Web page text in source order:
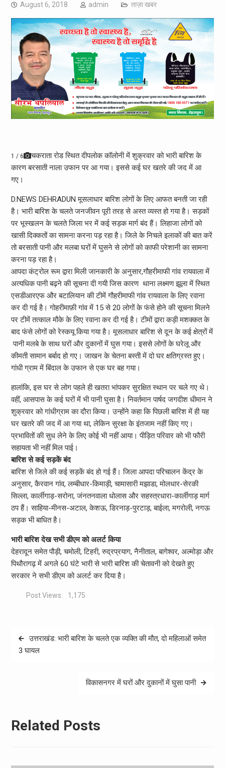
August 6, 2018 admin ताज़ा खबर
1 / 6
चकराता रोड स्थित दीपलोक कॉलोनी में शुक्रवार को भारी बारिश के
कारण बरसाती नाला उफान पर आ गया। इससे कई घर खतरे की जद में आ
गए।
D.NEWS DEHRADUN मूसलाधार बारिश लोगों के लिए आफत बनती जा रही
है। भारी बारिश के चलते जनजीवन पूरी तरह से अस्त व्यस्त हो गया है। सड़कों
पर भूस्खलन के चलते जिला भर में कई सड़क मार्ग बंद हैं। लिहाजा लोगों को
खासी दिक्कतों का सामना करना पड़ रहा है। जिले के निचले इलाकों की बात करें
तो बरसाती पानी और मलबा घरों में घुसने से लोगों को काफी परेशानी का सामना
करना पड़ रहा है।
आपदा कंट्रोल रूम द्वारा मिली जानकारी के अनुसार,गौहरीमाफी गांव रायवाला में
अत्यधिक पानी बढ़ने की सूचना दी गयी जिस कारण थाना लक्ष्मण झूला में स्थित
एसडीआरएफ और बटालियान की टीमें गौहरीमाफी गांव रायवाला के लिए रवाना
कर दी गई है। गोहरीमाफ़ी गांव में 15 से 20 लोगों के फंसे होने की सूचना मिलने
पर टीमें तत्काल मौके के लिए रवाना कर दी गई है। टीमों द्वारा कड़ी मशक्कत के
बाद फंसे लोगों को रेस्कयू किया गया है। मूसलाधार बारिश से दून के कई क्षेत्रों में
पानी मलबे के साथ घरों और दुकानों में घुस गया। इससे लोगों के घरेलू और
कीमती सामान बर्बाद हो गए। जाखन के चेतना बस्ती में दो घर क्षतिग्रस्त हुए।
गांधी ग्राम में बिंदाल के उफान से एक घर बह गया।
हालांकि, इस घर से लोग पहले ही खतरा भांपकर सुरक्षित स्थान पर चले गए थे।
वहीं, आसपास के कई घरों में भी पानी घुसा है। निवर्तमान पार्षद जगदीश धीमान ने
शुक्रवार को गांधीग्राम का दौरा किया। उन्होंने कहा कि पिछली बारिश में ही यह
घर खतरे की जद में आ गया था, लेकिन सुरक्षा के इंतजाम नहीं किए गए।
प्रभावितों की सुध लेने के लिए कोई भी नहीं आया। पीड़ित परिवार को भी फौरी
सहायता भी नहीं मिल पाई।
बारिश से कई सड़कें बंद
बारिश से जिले की कई सड़कें बंद हो गई हैं। जिला आपदा परिचालन केंद्र के
अनुसार, कैरवान गांव, लम्बीधार-किमाड़ी, चामासारी मझाडा, मोलधार-सेरकी
सिल्ला, कार्लीगाड़-सरोना, जंनतनवाला धोलास और सहस्त्रधारा-कार्लीगाड़ मार्ग
ठप हैं। साहिया-मीनस-अटाल, केशऊ, डिरनाड़-पुरटाड़, बाईला, मगरोली, नगऊ
सड़क भी बाधित है।
भारी बारिश देख सभी डीएम को अलर्ट किया
देहरादून समेत पौड़ी, चमोली, टिहरी, रुद्रप्रयाग, नैनीताल, बागेश्वर, अल्मोड़ा और
पिथौरागढ़ में अगले 60 घंटे भारी से भारी बारिश की चेतावनी को देखते हुए
सरकार ने सभी डीएम को अलर्ट कर दिया है।
Post Views: 1,175
Post
navigation
उत्तराखंड: भारी बारिश के चलते एक व्यक्ति की मौत, दो महिलाओं समेत
3 घायल
विकासनगर में घरों और दुकानों में घुसा पानी
Related Posts